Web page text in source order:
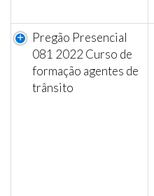
Pregão Presencial
081 2022 Curso de
formação agentes de
trânsito